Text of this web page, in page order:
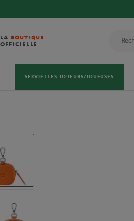
LA BOUTIQUE
OFFICIELLE
SERVIETTES JOUEURS/JOUEUSES